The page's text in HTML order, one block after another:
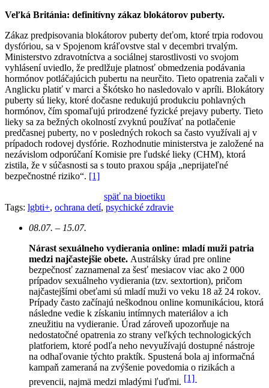
Veľká Británia: definitívny zákaz blokátorov puberty.
Zákaz predpisovania blokátorov puberty deťom, ktoré trpia rodovou
dysfóriou, sa v Spojenom kráľovstve stal v decembri trvalým.
Ministerstvo zdravotníctva a sociálnej starostlivosti vo svojom
vyhlásení uviedlo, že predlžuje platnosť obmedzenia podávania
hormónov potláčajúcich pubertu na neurčito. Tieto opatrenia začali v
Anglicku platiť v marci a Škótsko ho nasledovalo v apríli. Blokátory
puberty sú lieky, ktoré dočasne redukujú produkciu pohlavných
hormónov, čím spomaľujú prirodzené fyzické prejavy puberty. Tieto
lieky sa za bežných okolností zvyknú používať na potlačenie
predčasnej puberty, no v posledných rokoch sa často využívali aj v
prípadoch rodovej dysfórie. Rozhodnutie ministerstva je založené na
nezávislom odporúčaní Komisie pre ľudské lieky (CHM), ktorá
zistila, že v súčasnosti sa s touto praxou spája „neprijateľné
bezpečnostné riziko“. [1]
späť na bioetiku
Tags: lgbti+, ochrana detí, psychické zdravie
08.07. – 15.07.
Nárast sexuálneho vydierania online: mladí muži patria
medzi najčastejšie obete. Austrálsky úrad pre online
bezpečnosť zaznamenal za šesť mesiacov viac ako 2 000
prípadov sexuálneho vydierania (tzv. sextortion), pričom
najčastejšími obeťami sú mladí muži vo veku 18 až 24 rokov.
Prípady často začínajú neškodnou online komunikáciou, ktorá
následne vedie k získaniu intímnych materiálov a ich
zneužitiu na vydieranie. Úrad zároveň upozorňuje na
nedostatočné opatrenia zo strany veľkých technologických
platforiem, ktoré podľa neho nevyužívajú dostupné nástroje
na odhaľovanie týchto praktík. Spustená bola aj informačná
kampaň zameraná na zvýšenie povedomia o rizikách a
prevencii, najmä medzi mladými ľuďmi. [1]